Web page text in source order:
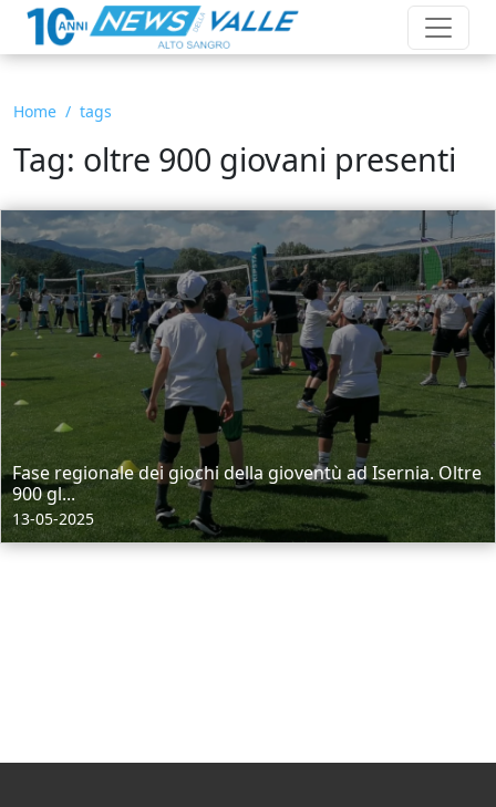
Home tags
Tag: oltre 900 giovani presenti
Fase regionale dei giochi della gioventù ad Isernia. Oltre
900 gl...
13-05-2025